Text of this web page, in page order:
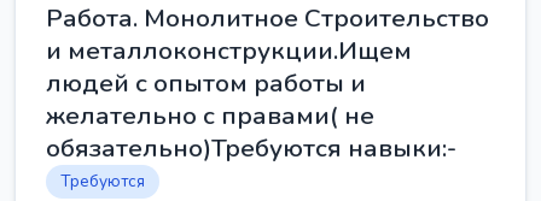
Работа. Монолитное Строительство
и металлоконструкции.Ищем
людей с опытом работы и
желательно с правами( не
обязательно)Требуются навыки:-
Требуются